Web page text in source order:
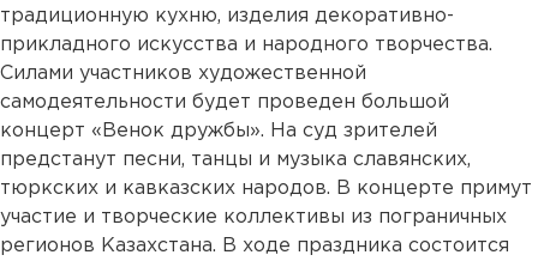
традиционную кухню, изделия декоративно-
прикладного искусства и народного творчества.
Силами участников художественной
самодеятельности будет проведен большой
концерт «Венок дружбы». На суд зрителей
предстанут песни, танцы и музыка славянских,
тюркских и кавказских народов. В концерте примут
участие и творческие коллективы из пограничных
регионов Казахстана. В ходе праздника состоится